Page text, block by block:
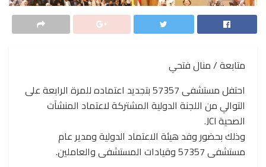
متابعة / منال فتحي
احتفل مستشفى 57357 بتجديد اعتماده للمرة الرابعة على
التوالي من اللجنة الدولية المشتركة لاعتماد المنشآت
الصحية JCI.
وذلك بحضور وفد هيئة الاعتماد الدولية ومدير عام
مستشفى 57357 وقيادات المستشفى والعاملين.